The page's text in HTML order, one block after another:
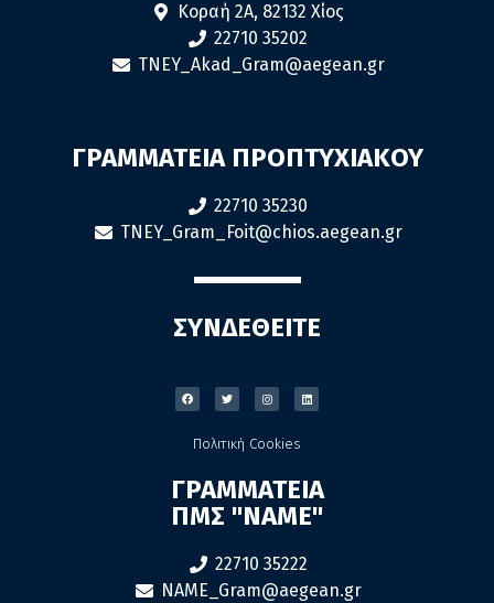
Κοραή 2Α, 82132 Χίος
22710 35202
TNEY_Akad_Gram@aegean.gr
ΓΡΑΜΜΑΤΕΙΑ ΠΡΟΠΤΥΧΙΑΚΟΥ
22710 35230
TNEY_Gram_Foit@chios.aegean.gr
ΣΥΝΔΕΘΕΙΤΕ
Πολιτική Cookies
ΓΡΑΜΜΑΤΕΙΑ
ΠΜΣ "ΝΑΜΕ"
22710 35222
NAME_Gram@aegean.gr